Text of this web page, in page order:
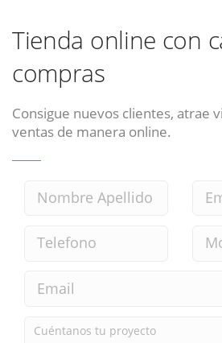
Tienda online con
compras
Consigue nuevos clientes, atrae
ventas de manera online.